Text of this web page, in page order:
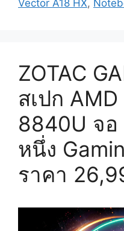
Vector A18 HX,
ZOTAC
สเปก
8840U จอ
หนึ่ง
ราคา